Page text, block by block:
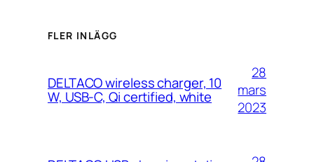
FLER INLÄGG
DELTACO wireless charger, 10
W, USB-C, Qi certified, white
28
mars
2023